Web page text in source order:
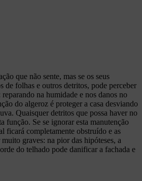
que não sente, mas se os seus
de folhas e outros detritos, pode perceber
na humidade e nos danos no
do algeroz é proteger a casa desviando
Quaisquer detritos que possa haver no
função. Se se ignorar esta manutenção
ficará completamente obstruído e as
graves: na pior das hipóteses, a
do telhado pode danificar a fachada e